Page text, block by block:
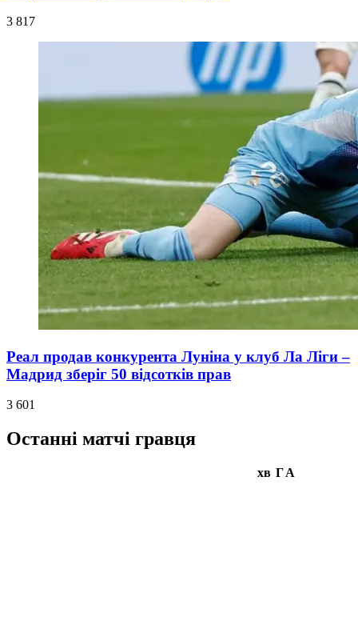
3 817
Реал продав конкурента Луніна у клуб Ла Ліги –
Мадрид зберіг 50 відсотків прав
3 601
Останні матчі гравця
хв ГА